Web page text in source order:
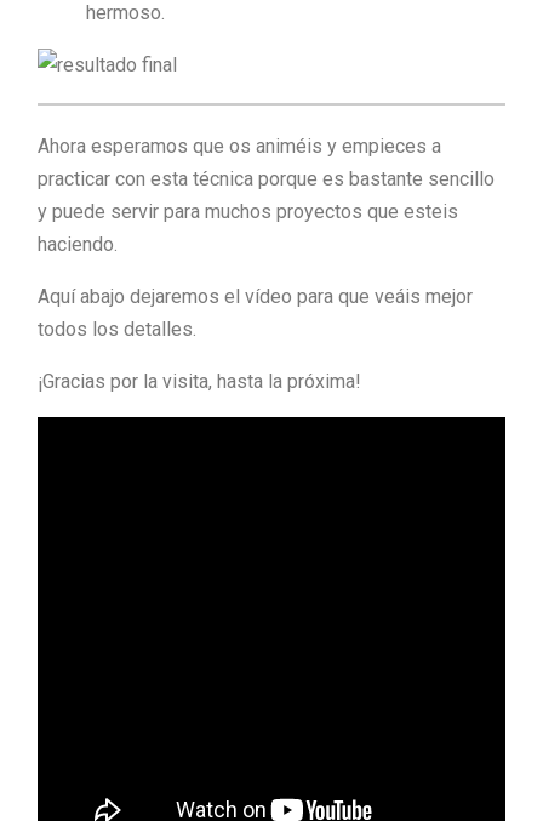
hermoso.
Ahora esperamos que os animéis y empieces a
practicar con esta técnica porque es bastante sencillo
y puede servir para muchos proyectos que esteis
haciendo.
Aquí abajo dejaremos el vídeo para que veáis mejor
todos los detalles.
¡Gracias por la visita, hasta la próxima!